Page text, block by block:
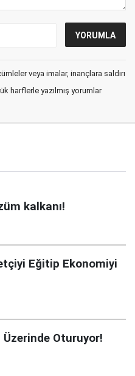
veya imalar, inançlara saldırı
harflerle yazılmış yorumlar
kalkanı!
Eğitip Ekonomiyi
Oturuyor!